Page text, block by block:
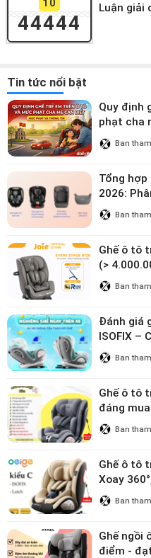
10
44444
Luận giải
Tin tức nổi bật
Quy định
phạt cha
Ban
Tổng hợp
2026:
Ban
Ghế ô tô
(>
đáng
Ban
Đánh giá
ISOFIX –
triệu
Ban
Ghế ô tô
đáng
Ban
Ghế ô tô
Xoay
linh hoạt
Ban
Ghế ngồi
điểm -